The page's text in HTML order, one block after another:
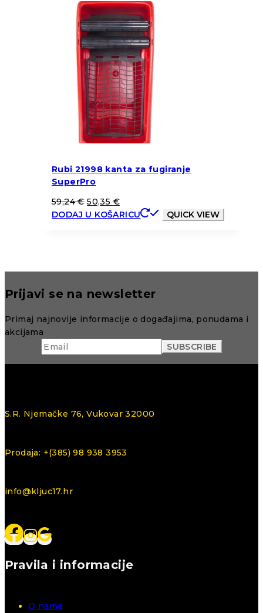
Rubi 21998 kanta za fugiranje
SuperPro
59,24€ 50,35 €
DODAJ U KOŠARICU
QUICK VIEW
Prijavi se na newsletter
Primaj najnovije informacije o događajima, ponudama i
akcijama
S.R. Njemačke 76, Vukovar 32000
Prodaja: +(385) 98 938 3953
info@kljuc17.hr
Pravila i informacije
O nama